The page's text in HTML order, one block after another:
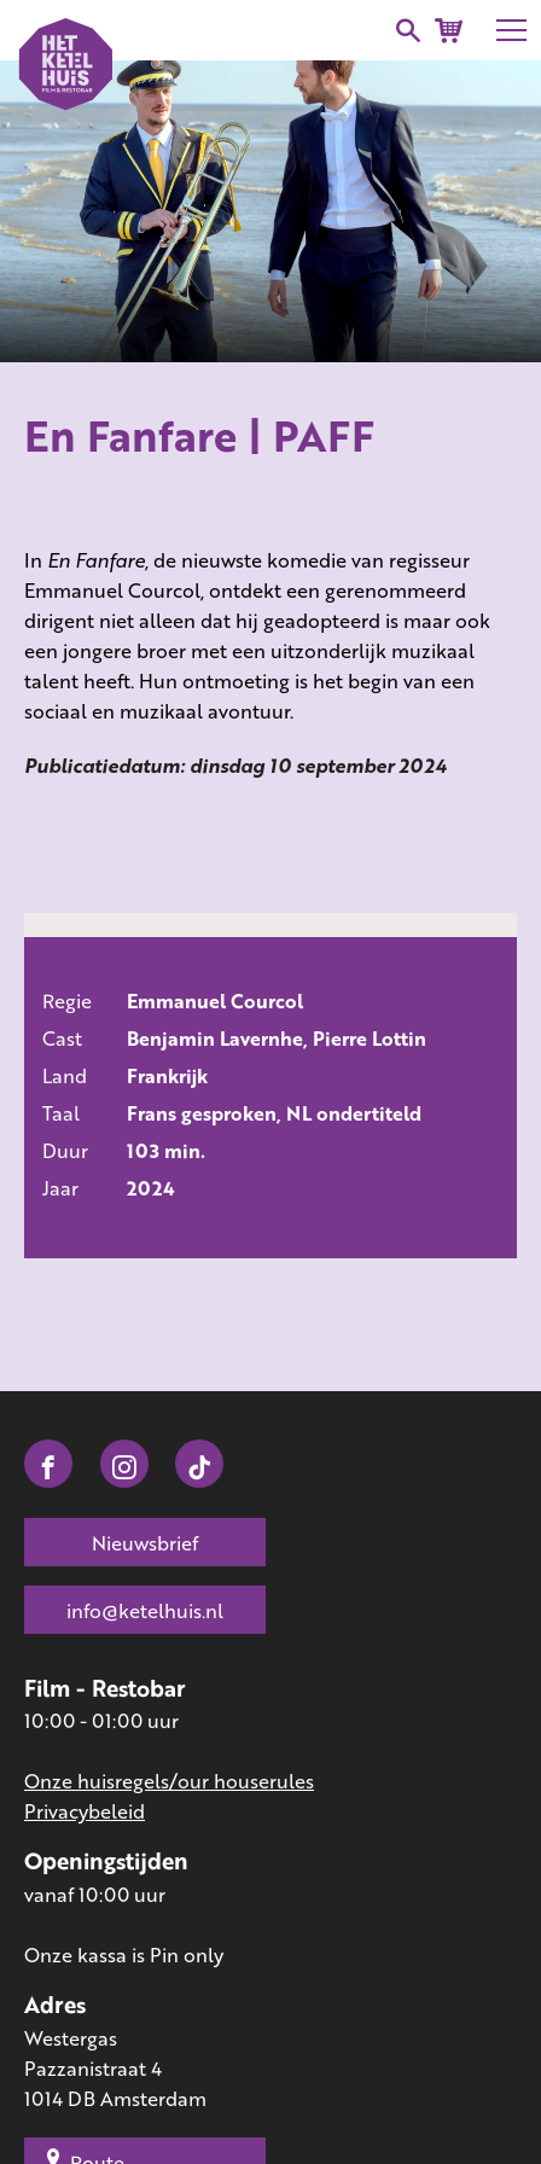
En Fanfare | PAFF
In En Fanfare, de nieuwste komedie van regisseur
Emmanuel Courcol, ontdekt een gerenommeerd
dirigent niet alleen dat hij geadopteerd is maar ook
een jongere broer met een uitzonderlijk muzikaal
talent heeft. Hun ontmoeting is het begin van een
sociaal en muzikaal avontuur.
Publicatiedatum: dinsdag 10 september 2024
Regie
Emmanuel Courcol
Cast
Benjamin Lavernhe, Pierre Lottin
Land
Frankrijk
Taal
Frans gesproken, NL ondertiteld
Duur
103 min.
Jaar
2024
Adres
Westergas
Pazzanistraat 4
1014 DB Amsterdam
Openingstijden
vanaf 10:00 uur
Onze kassa is Pin only
Film - Restobar
10:00 - 01:00 uur
Onze huisregels/our houserules
Privacybeleid
Nieuwsbrief
info@ketelhuis.nl